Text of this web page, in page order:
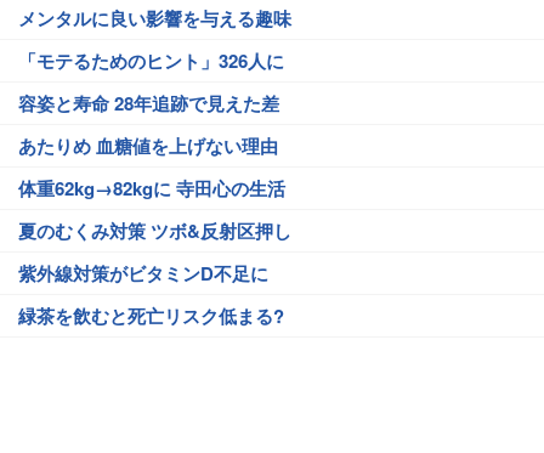
メンタルに良い影響を与える趣味
「モテるためのヒント」326人に
容姿と寿命 28年追跡で見えた差
あたりめ 血糖値を上げない理由
体重62kg→82kgに 寺田心の生活
夏のむくみ対策 ツボ&反射区押し
紫外線対策がビタミンD不足に
緑茶を飲むと死亡リスク低まる?